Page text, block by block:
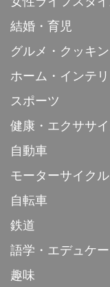
結婚・育児
グルメ・クッキ
ホーム・インテ
スポーツ
健康・エクササ
自動車
モーターサイクル
自転車
鉄道
語学・エデュケ
趣味